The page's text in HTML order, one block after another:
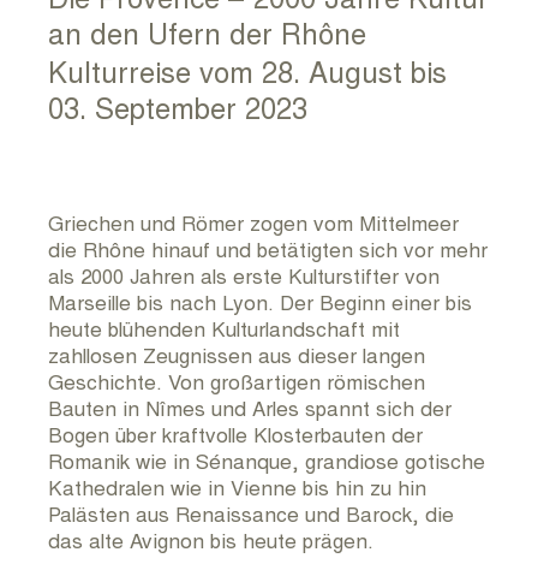
RUNDUM KULTUR ARCHIV
KONTAKT
an den Ufern der Rhône
Kulturreise vom 28. August bis
03. September 2023
Griechen und Römer zogen vom Mittelmeer
die Rhône hinauf und betätigten sich vor mehr
als 2000 Jahren als erste Kulturstifter von
Marseille bis nach Lyon. Der Beginn einer bis
heute blühenden Kulturlandschaft mit
zahllosen Zeugnissen aus dieser langen
Geschichte. Von großartigen römischen
Bauten in Nîmes und Arles spannt sich der
Bogen über kraftvolle Klosterbauten der
Romanik wie in Sénanque, grandiose gotische
Kathedralen wie in Vienne bis hin zu hin
Palästen aus Renaissance und Barock, die
das alte Avignon bis heute prägen.